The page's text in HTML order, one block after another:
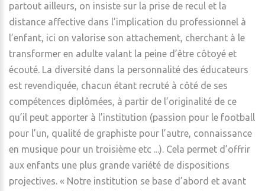
partout ailleurs, on insiste sur la prise de recul et la
distance affective dans l’implication du professionnel à
l’enfant, ici on valorise son attachement, cherchant à le
transformer en adulte valant la peine d’être côtoyé et
écouté. La diversité dans la personnalité des éducateurs
est revendiquée, chacun étant recruté à côté de ses
compétences diplômées, à partir de l’originalité de ce
qu’il peut apporter à l’institution (passion pour le football
pour l’un, qualité de graphiste pour l’autre, connaissance
en musique pour un troisième etc ...). Cela permet d’offrir
aux enfants une plus grande variété de dispositions
projectives. « Notre institution se base d’abord et avant